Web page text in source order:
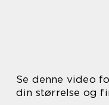
Se denne video
din størrelse og